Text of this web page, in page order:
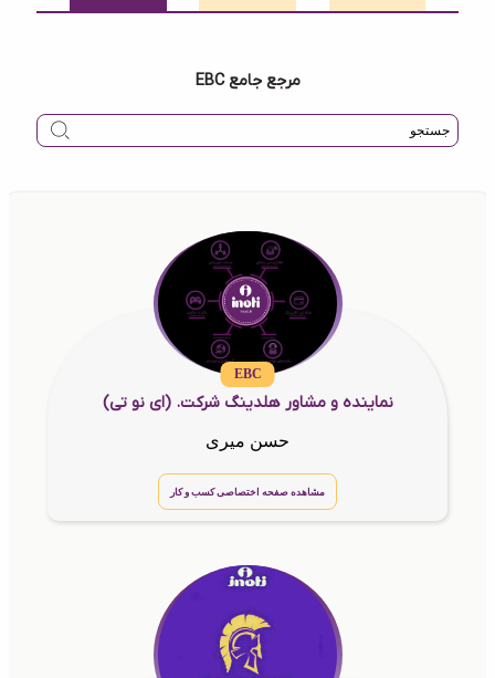
مرجع جامع EBC
EBC
نماینده و مشاور هلدینگ شرکت. (ای نو تی)
حسن میری
مشاهده صفحه اختصاصی کسب و کار